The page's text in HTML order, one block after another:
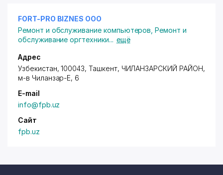
FORT-PRO BIZNES ООО
Ремонт и обслуживание компьютеров ,Ремонт и
обслуживание оргтехники... ещё
Адрес
Узбекистан, 100043, Ташкент, ЧИЛАНЗАРСКИЙ РАЙОН,
м-в Чиланзар-Е, 6
E-mail
info@fpb.uz
Сайт
fpb.uz